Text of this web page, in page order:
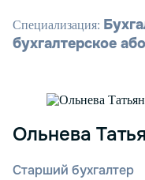
Специализация:
бухгалтерское
Ольнева
Старший бухгалтер